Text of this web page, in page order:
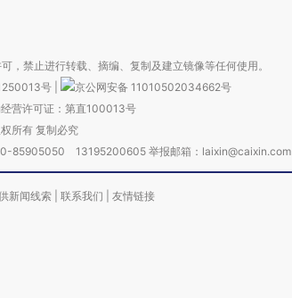
，禁止进行转载、摘编、复制及建立镜像等任何使用。
号
京公网安备 11010502034662号
营许可证：第直100013号
所有 复制必究
85905050 13195200605 举报邮箱：laixin@caixin.com
新闻线索 联系我们 友情链接